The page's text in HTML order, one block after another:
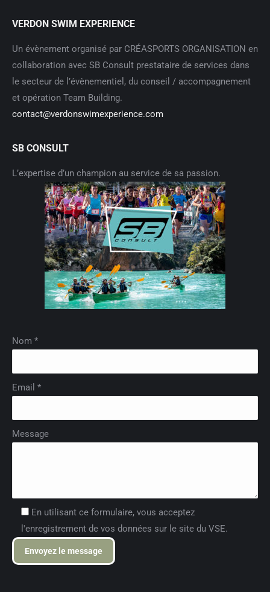
VERDON SWIM EXPERIENCE
Un évènement organisé par CRÉASPORTS ORGANISATION en
collaboration avec SB Consult prestataire de services dans
le secteur de l’évènementiel, du conseil / accompagnement
et opération Team Building.
contact@verdonswimexperience.com
SB CONSULT
L’expertise d’un champion au service de sa passion.
Nom *
Email *
Message
En utilisant ce formulaire, vous acceptez
l'enregistrement de vos données sur le site du VSE.